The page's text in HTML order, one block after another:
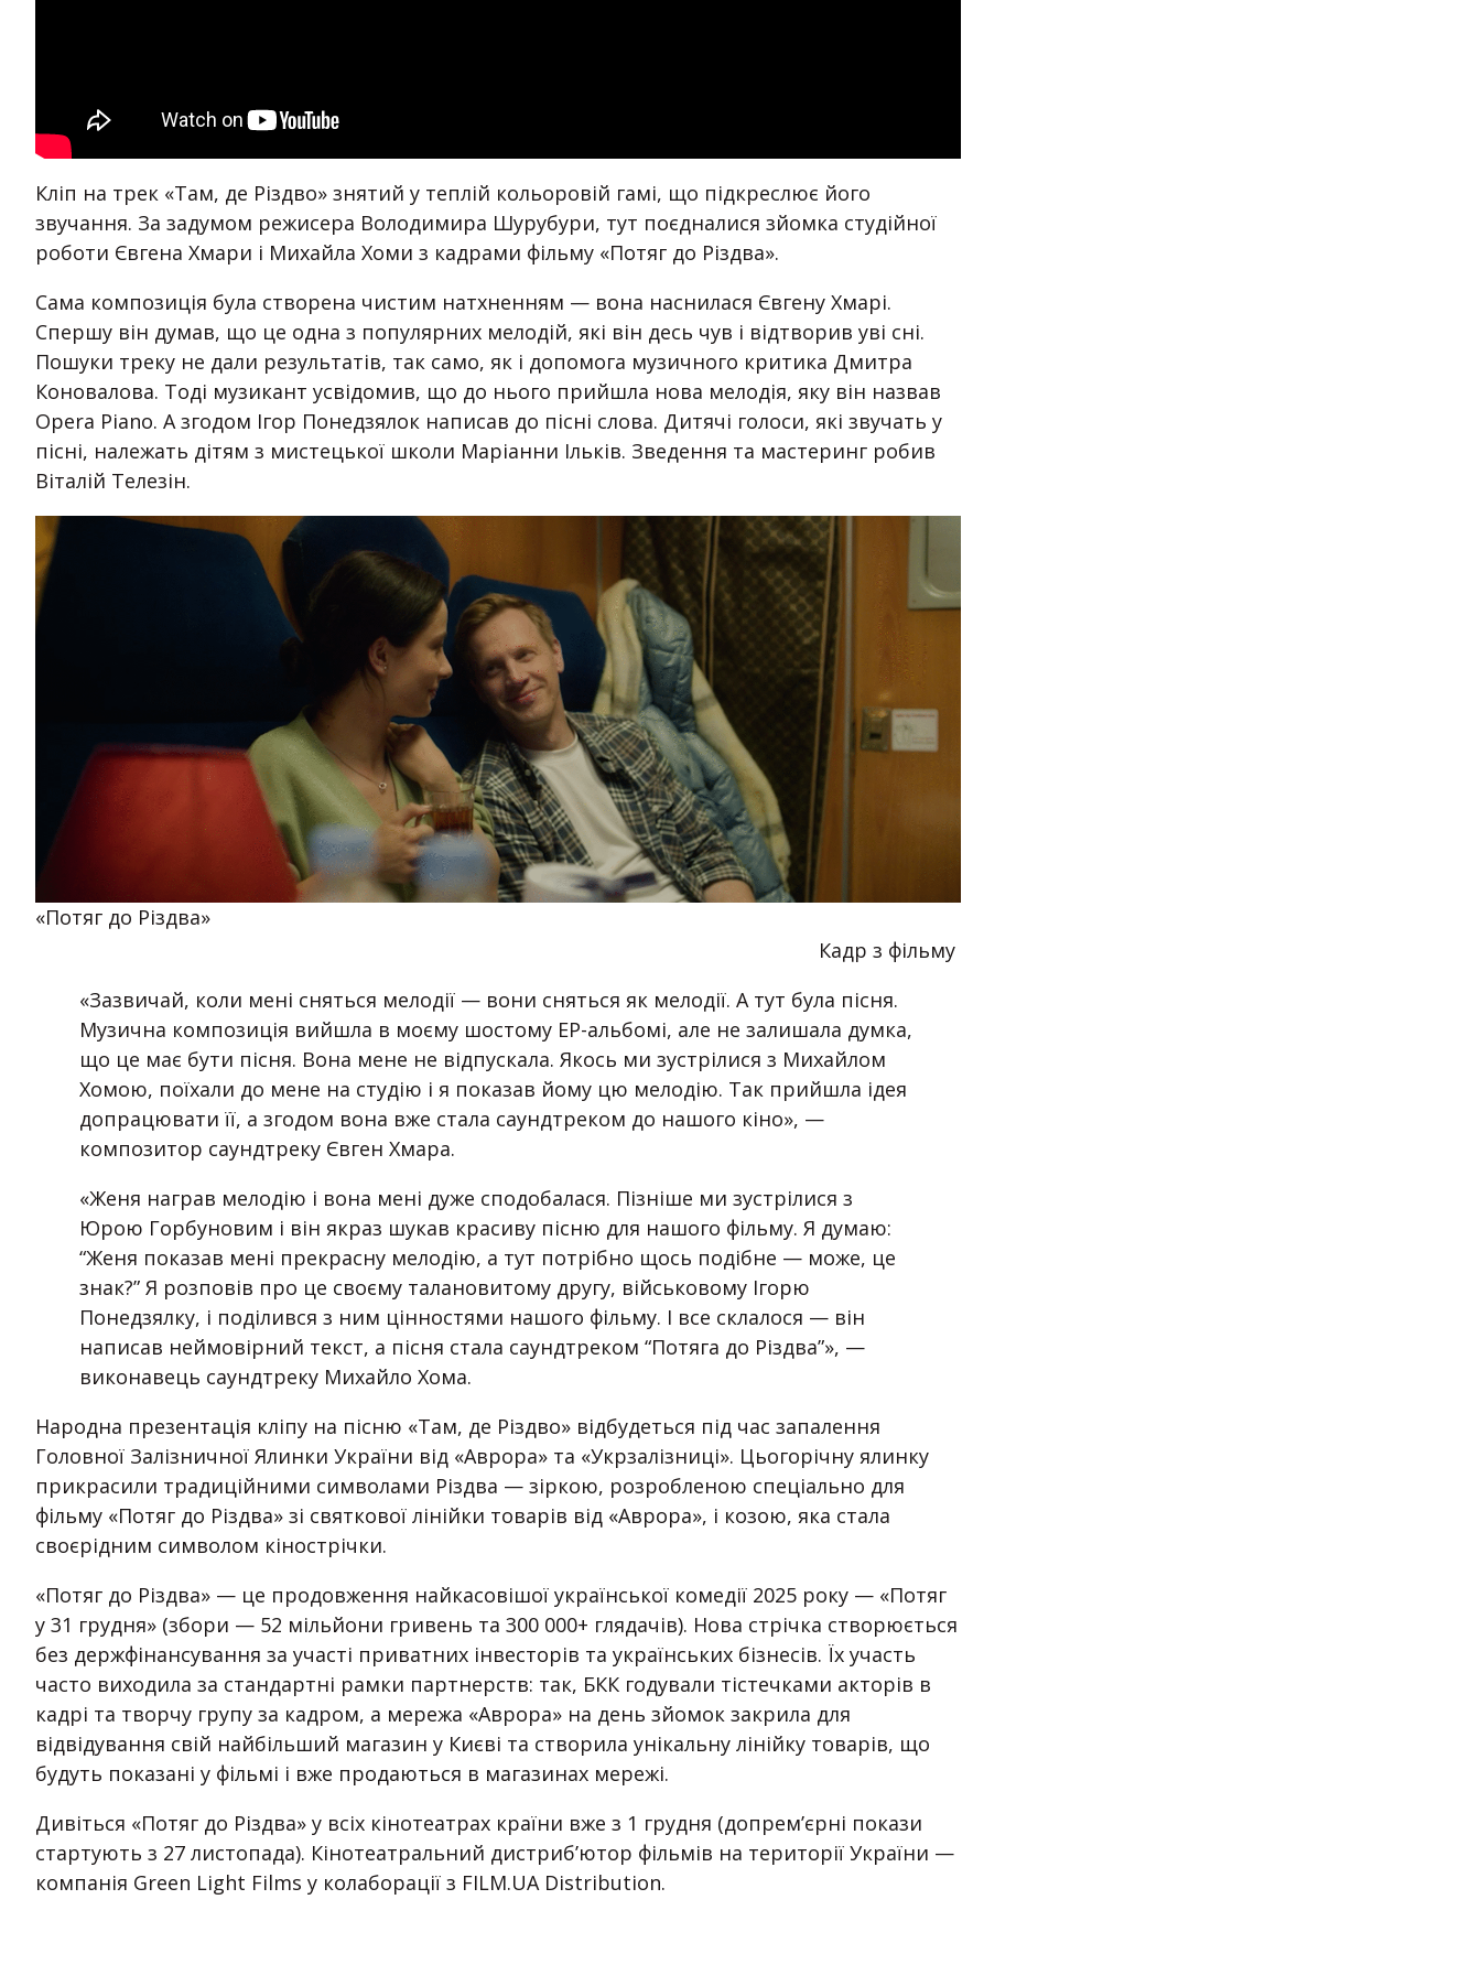
Кліп на трек «Там, де Різдво» знятий у теплій кольоровій гамі, що підкреслює його
звучання. За задумом режисера Володимира Шурубури, тут поєдналися зйомка студійної
роботи Євгена Хмари і Михайла Хоми з кадрами фільму «Потяг до Різдва».
Сама композиція була створена чистим натхненням — вона наснилася Євгену Хмарі.
Спершу він думав, що це одна з популярних мелодій, які він десь чув і відтворив уві сні.
Пошуки треку не дали результатів, так само, як і допомога музичного критика Дмитра
Коновалова. Тоді музикант усвідомив, що до нього прийшла нова мелодія, яку він назвав
Opera Piano. А згодом Ігор Понедзялок написав до пісні слова. Дитячі голоси, які звучать у
пісні, належать дітям з мистецької школи Маріанни Ільків. Зведення та мастеринг робив
Віталій Телезін.
«Потяг до Різдва»
Кадр з фільму
«Зазвичай, коли мені сняться мелодії — вони сняться як мелодії. А тут була пісня.
Музична композиція вийшла в моєму шостому ЕР-альбомі, але не залишала думка,
що це має бути пісня. Вона мене не відпускала. Якось ми зустрілися з Михайлом
Хомою, поїхали до мене на студію і я показав йому цю мелодію. Так прийшла ідея
допрацювати її, а згодом вона вже стала саундтреком до нашого кіно», —
композитор саундтреку Євген Хмара.
«Женя награв мелодію і вона мені дуже сподобалася. Пізніше ми зустрілися з
Юрою Горбуновим і він якраз шукав красиву пісню для нашого фільму. Я думаю:
“Женя показав мені прекрасну мелодію, а тут потрібно щось подібне — може, це
знак?” Я розповів про це своєму талановитому другу, військовому Ігорю
Понедзялку, і поділився з ним цінностями нашого фільму. І все склалося — він
написав неймовірний текст, а пісня стала саундтреком “Потяга до Різдва”», —
виконавець саундтреку Михайло Хома.
Народна презентація кліпу на пісню «Там, де Різдво» відбудеться під час запалення
Головної Залізничної Ялинки України від «Аврора» та «Укрзалізниці». Цьогорічну ялинку
прикрасили традиційними символами Різдва — зіркою, розробленою спеціально для
фільму «Потяг до Різдва» зі святкової лінійки товарів від «Аврора», і козою, яка стала
своєрідним символом кінострічки.
«Потяг до Різдва» — це продовження найкасовішої української комедії 2025 року — «Потяг
у 31 грудня» (збори — 52 мільйони гривень та 300 000+ глядачів). Нова стрічка створюється
без держфінансування за участі приватних інвесторів та українських бізнесів. Їх участь
часто виходила за стандартні рамки партнерств: так, БКК годували тістечками акторів в
кадрі та творчу групу за кадром, а мережа «Аврора» на день зйомок закрила для
відвідування свій найбільший магазин у Києві та створила унікальну лінійку товарів, що
будуть показані у фільмі і вже продаються в магазинах мережі.
Дивіться «Потяг до Різдва» у всіх кінотеатрах країни вже з 1 грудня (допрем’єрні покази
стартують з 27 листопада). Кінотеатральний дистриб’ютор фільмів на території України —
компанія Green Light Films у колаборації з FILM.UA Distribution.